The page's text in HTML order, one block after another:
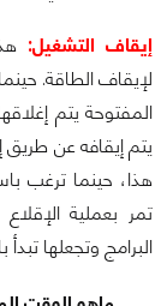
إيقاف التشغيل:
لإيقاف الطاقة.
المفتوحة يتم
يتم إيقافه عن
هذا، حينما ترغب
تمر بعملية
البرامج وتجعلها